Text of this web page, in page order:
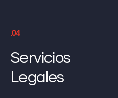
.04
Servicios
Legales